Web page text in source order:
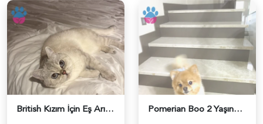
British Kızım İçin Eş Arıyorum - 118984411 Pomerian Boo 2 Yaşında Köpeğime Eş Arıyorum - 118984400